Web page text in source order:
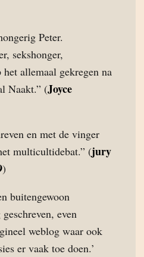
Peter.
sekshonger,
allemaal gekregen na
Naakt.” (Joyce
en met de vinger
multicultidebat.” (jury
)
buitengewoon
even
weblog waar ook
er vaak toe doen.’